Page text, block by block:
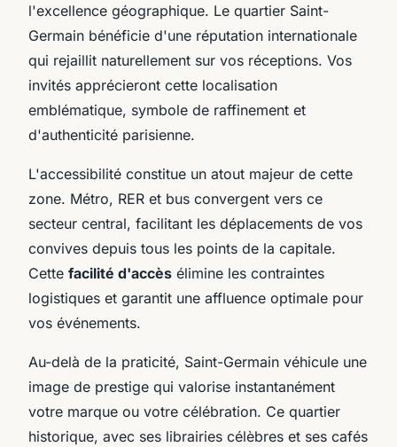
l'excellence géographique. Le quartier Saint-
Germain bénéficie d'une réputation internationale
qui rejaillit naturellement sur vos réceptions. Vos
invités apprécieront cette localisation
emblématique, symbole de raffinement et
d'authenticité parisienne.
L'accessibilité constitue un atout majeur de cette
zone. Métro, RER et bus convergent vers ce
secteur central, facilitant les déplacements de vos
convives depuis tous les points de la capitale.
Cette facilité d'accès élimine les contraintes
logistiques et garantit une affluence optimale pour
vos événements.
Au-delà de la praticité, Saint-Germain véhicule une
image de prestige qui valorise instantanément
votre marque ou votre célébration. Ce quartier
historique, avec ses librairies célèbres et ses cafés